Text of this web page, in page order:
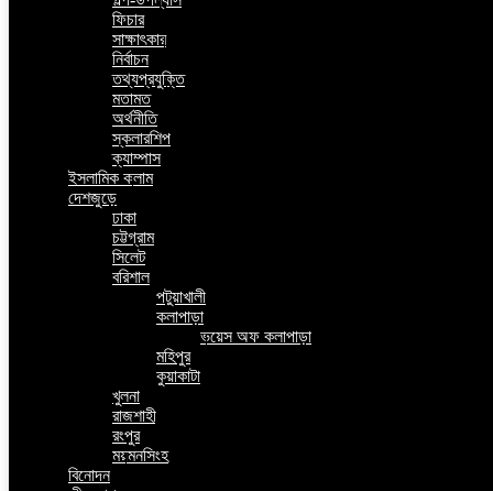
ফিচার
সাক্ষাৎকার
নির্বাচন
তথ্যপ্রযুক্তি
মতামত
অর্থনীতি
স্কলারশিপ
ক্যাম্পাস
ইসলামিক কলাম
দেশজুড়ে
ঢাকা
চট্টগ্রাম
সিলেট
বরিশাল
পটুয়াখালী
কলাপাড়া
ভয়েস অফ কলাপাড়া
মহিপুর
কুয়াকাটা
খুলনা
রাজশাহী
রংপুর
ময়মনসিংহ
বিনোদন